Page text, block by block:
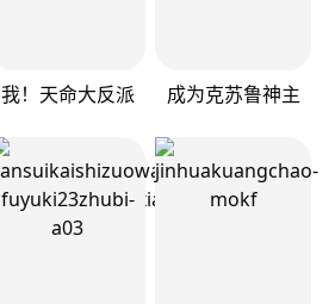
我！天命大反派 成为克苏鲁神主